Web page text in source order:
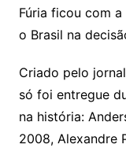
Fúria ficou com
o Brasil na
Criado pelo
só foi entregue
na história:
2008, Alexandre